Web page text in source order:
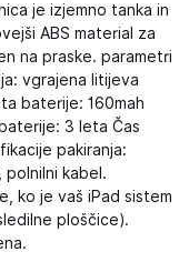
je izjemno tanka in
ABS material za
na praske. parametri
vgrajena litijeva
baterije: 160mah
3 leta Čas
pakiranja:
polnilni kabel.
ko je vaš iPad sistem
ploščice).